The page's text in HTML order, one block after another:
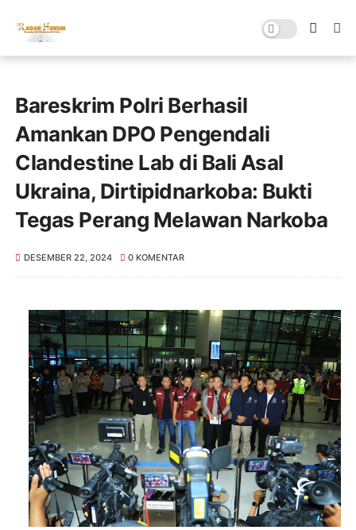
Bareskrim Polri Berhasil
Amankan DPO Pengendali
Clandestine Lab di Bali Asal
Ukraina, Dirtipidnarkoba: Bukti
Tegas Perang Melawan Narkoba
DESEMBER 22, 2024 0 KOMENTAR